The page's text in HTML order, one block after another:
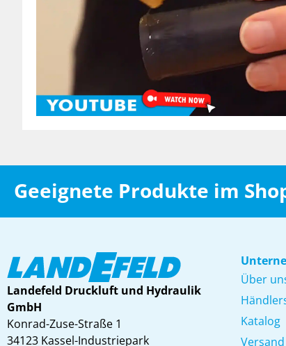
Geeignete Produkte im
Landefeld Druckluft und Hydraulik
GmbH
Konrad-Zuse-Straße 1
34123 Kassel-Industriepark
Über
Katalog
Versand